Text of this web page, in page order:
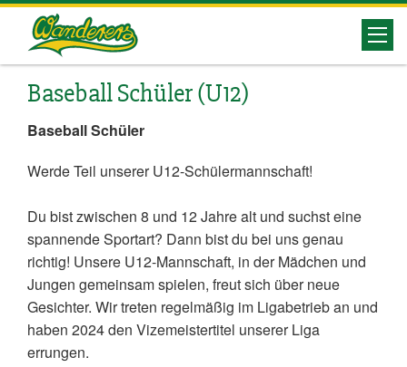
Herrenberg
Wanderers
Baseball Schüler (U12)
Baseball Schüler
Werde Teil unserer U12-Schülermannschaft!
Du bist zwischen 8 und 12 Jahre alt und suchst eine
spannende Sportart? Dann bist du bei uns genau
richtig! Unsere U12-Mannschaft, in der Mädchen und
Jungen gemeinsam spielen, freut sich über neue
Gesichter. Wir treten regelmäßig im Ligabetrieb an und
haben 2024 den Vizemeistertitel unserer Liga
errungen.